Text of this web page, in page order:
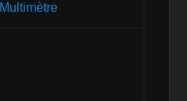
Multimètre